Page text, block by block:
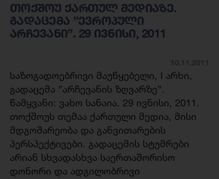
თოქშოუ ქართულ მედიაზე.
გადაცემა ”ევროპული
არჩევანი”. 29 ივნისი, 2011
საზოგადოებრივი მაუწყებელი, I არხი,
გადაცემა ”არჩევანის ზღვარზე”.
წამყვანი: ვახო სანაია. 29 ივნისი, 2011.
თოქშოუს თემაა ქართული მედია, მისი
მდგომარეობა და განვითარების
პერსპექტივები. გადაცემის სტუმრები
არიან სხვადასხვა საერთაშორისო
დონორი და ადგილობრივი